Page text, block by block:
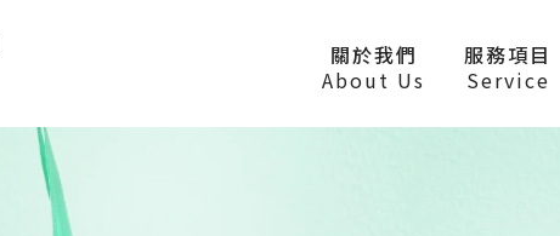
關於我們
About Us
服務項目
Service